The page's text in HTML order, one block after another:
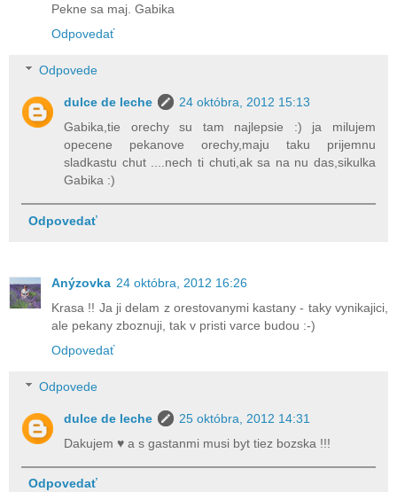
Pekne sa maj. Gabika
Odpovedať
Odpovede
dulce de leche
24 októbra, 2012 15:13
Gabika,tie orechy su tam najlepsie :) ja milujem
opecene pekanove orechy,maju taku prijemnu
sladkastu chut ....nech ti chuti,ak sa na nu das,sikulka
Gabika :)
Odpovedať
Anýzovka 24 októbra, 2012 16:26
Krasa !! Ja ji delam z orestovanymi kastany - taky vynikajici,
ale pekany zboznuji, tak v pristi varce budou :-)
Odpovedať
Odpovede
dulce de leche
25 októbra, 2012 14:31
Dakujem ♥ a s gastanmi musi byt tiez bozska !!!
Odpovedať